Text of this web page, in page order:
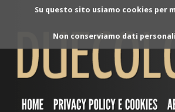
Su questo sito usiamo cookies per
Non conserviamo dati